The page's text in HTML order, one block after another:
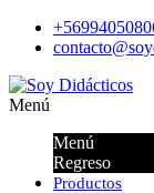
Menú
Menú
Regreso
Productos